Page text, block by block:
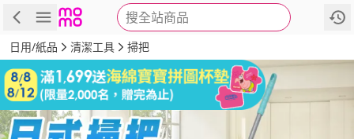
搜全站商品
商品 評價 詳情
日用/紙品 清潔工具 掃把